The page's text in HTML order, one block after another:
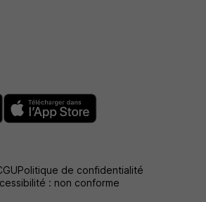
Politique de confidentialité
: non conforme